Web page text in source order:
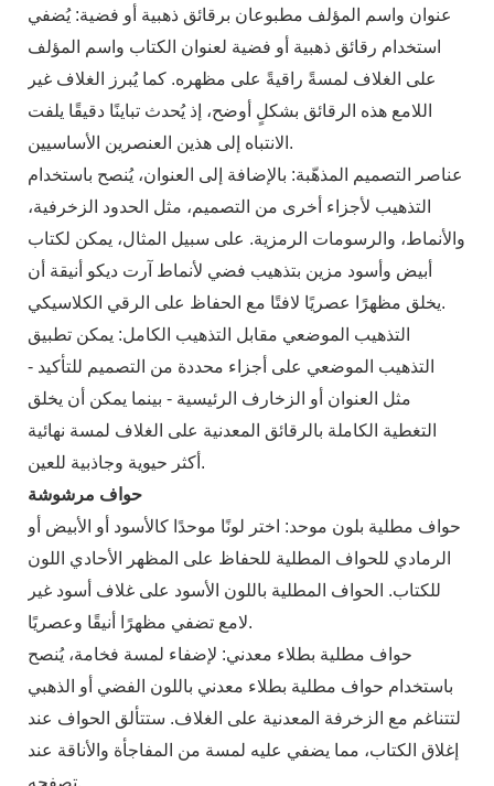
عنوان واسم المؤلف مطبوعان برقائق ذهبية أو فضية: يُضفي
استخدام رقائق ذهبية أو فضية لعنوان الكتاب واسم المؤلف
على الغلاف لمسةً راقيةً على مظهره. كما يُبرز الغلاف غير
اللامع هذه الرقائق بشكلٍ أوضح، إذ يُحدث تباينًا دقيقًا يلفت
الانتباه إلى هذين العنصرين الأساسيين.
عناصر التصميم المذهّبة: بالإضافة إلى العنوان، يُنصح باستخدام
التذهيب لأجزاء أخرى من التصميم، مثل الحدود الزخرفية،
والأنماط، والرسومات الرمزية. على سبيل المثال، يمكن لكتاب
أبيض وأسود مزين بتذهيب فضي لأنماط آرت ديكو أنيقة أن
يخلق مظهرًا عصريًا لافتًا مع الحفاظ على الرقي الكلاسيكي.
التذهيب الموضعي مقابل التذهيب الكامل: يمكن تطبيق
التذهيب الموضعي على أجزاء محددة من التصميم للتأكيد -
مثل العنوان أو الزخارف الرئيسية - بينما يمكن أن يخلق
التغطية الكاملة بالرقائق المعدنية على الغلاف لمسة نهائية
أكثر حيوية وجاذبية للعين.
حواف مرشوشة
حواف مطلية بلون موحد: اختر لونًا موحدًا كالأسود أو الأبيض أو
الرمادي للحواف المطلية للحفاظ على المظهر الأحادي اللون
للكتاب. الحواف المطلية باللون الأسود على غلاف أسود غير
لامع تضفي مظهرًا أنيقًا وعصريًا.
حواف مطلية بطلاء معدني: لإضفاء لمسة فخامة، يُنصح
باستخدام حواف مطلية بطلاء معدني باللون الفضي أو الذهبي
لتتناغم مع الزخرفة المعدنية على الغلاف. ستتألق الحواف عند
إغلاق الكتاب، مما يضفي عليه لمسة من المفاجأة والأناقة عند
تصفحه.